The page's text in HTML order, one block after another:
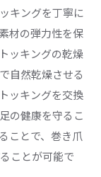
キングを丁寧に
材の弾力性を保
ッキングの乾燥
自然乾燥させる
ッキングを交換
の健康を守るこ
ことで、巻き爪
ことが可能で